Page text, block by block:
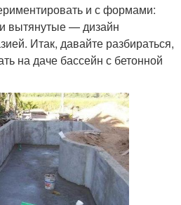
и с формами:
вытянутые — дизайн
Итак, давайте разбираться,
на даче бассейн с бетонной